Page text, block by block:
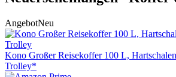
AngebotNeu
Kono Großer Reisekoffer 100 L,
Trolley*